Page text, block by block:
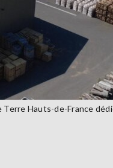
Hauts-de-France